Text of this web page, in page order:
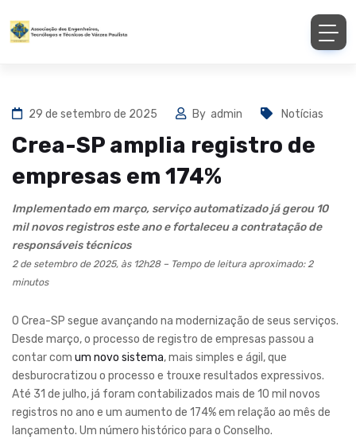
29 de setembro de 2025 By admin Notícias
Crea-SP amplia registro de
empresas em 174%
Implementado em março, serviço automatizado já gerou 10
mil novos registros este ano e fortaleceu a contratação de
responsáveis técnicos
2 de setembro de 2025, às 12h28 – Tempo de leitura aproximado: 2
minutos
O Crea-SP segue avançando na modernização de seus serviços.
Desde março, o processo de registro de empresas passou a
contar com um novo sistema, mais simples e ágil, que
desburocratizou o processo e trouxe resultados expressivos.
Até 31 de julho, já foram contabilizados mais de 10 mil novos
registros no ano e um aumento de 174% em relação ao mês de
lançamento. Um número histórico para o Conselho.